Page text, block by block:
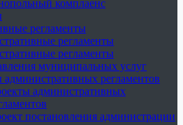
комплаенс
регламенты
регламенты
регламенты
муниципальных услуг
регламентов
административных
постановления администрации